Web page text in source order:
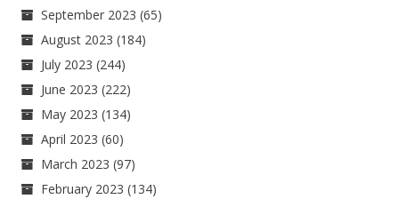
September 2023 (65)
August 2023 (184)
July 2023 (244)
June 2023 (222)
May 2023 (134)
April 2023 (60)
March 2023 (97)
February 2023 (134)